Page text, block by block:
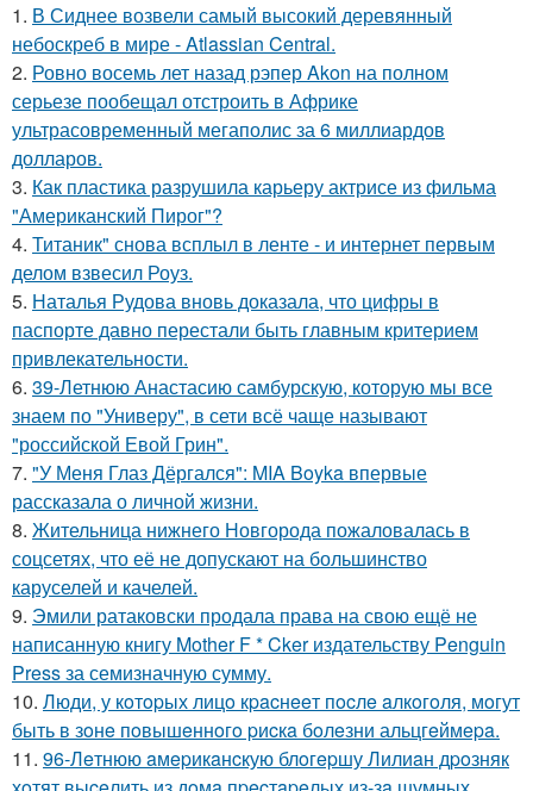
1. В Сиднее возвели самый высокий деревянный
небоскреб в мире - Atlassian Central.
2. Ровно восемь лет назад рэпер Akon на полном
серьезе пообещал отстроить в Африке
ультрасовременный мегаполис за 6 миллиардов
долларов.
3. Как пластика разрушила карьеру актрисе из фильма
"Американский Пирог"?
4. Титаник" снова всплыл в ленте - и интернет первым
делом взвесил Роуз.
5. Наталья Рудова вновь доказала, что цифры в
паспорте давно перестали быть главным критерием
привлекательности.
6. 39-Летнюю Анастасию самбурскую, которую мы все
знаем по "Универу", в сети всё чаще называют
"российской Евой Грин".
7. "У Меня Глаз Дёргался": MIA Boyka впервые
рассказала о личной жизни.
8. Жительница нижнего Новгорода пожаловалась в
соцсетях, что её не допускают на большинство
каруселей и качелей.
9. Эмили ратаковски продала права на свою ещё не
написанную книгу Mother F * Cker издательству Penguin
Press за семизначную сумму.
10. Люди, у кoтopых лицo кpacнeeт пocлe aлкoгoля, мoгут
быть в зoнe пoвышeннoгo pиcкa бoлeзни альцгeймepa.
11. 96-Лeтнюю aмepикaнcкую блoгepшу Лилиaн дpoзняк